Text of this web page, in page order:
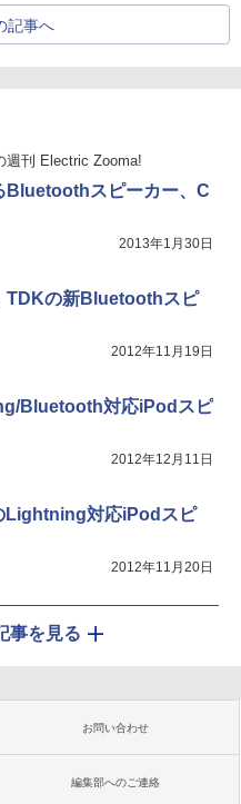
記事へ
週刊 Electric Zooma!
Bluetoothスピーカー、C
2013年1月30日
TDKの新Bluetoothスピ
2012年11月19日
Bluetooth対応iPodスピ
2012年12月11日
Lightning対応iPodスピ
2012年11月20日
事を見る
お問い合わせ
編集部へのご連絡